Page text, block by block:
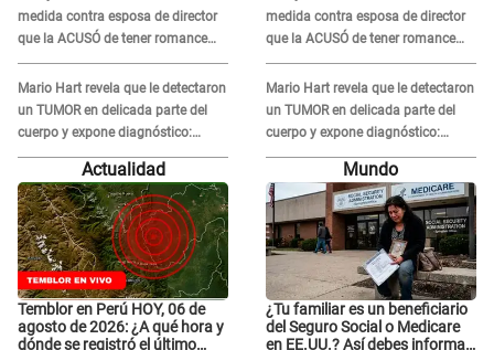
medida contra esposa de director
que la ACUSÓ de tener romance
con él: "Muy triste..."
Mario Hart revela que le detectaron
un TUMOR en delicada parte del
cuerpo y expone diagnóstico:
"Dolores muy fuertes..."
medida contra esposa de director
que la ACUSÓ de tener romance
con él: "Muy triste..."
Mario Hart revela que le detectaron
un TUMOR en delicada parte del
cuerpo y expone diagnóstico:
"Dolores muy fuertes..."
Actualidad
Temblor en Perú HOY, 06 de
agosto de 2026: ¿A qué hora y
dónde se registró el último
Mundo
¿Tu familiar es un beneficiario
del Seguro Social o Medicare
en EE.UU.? Así debes informar